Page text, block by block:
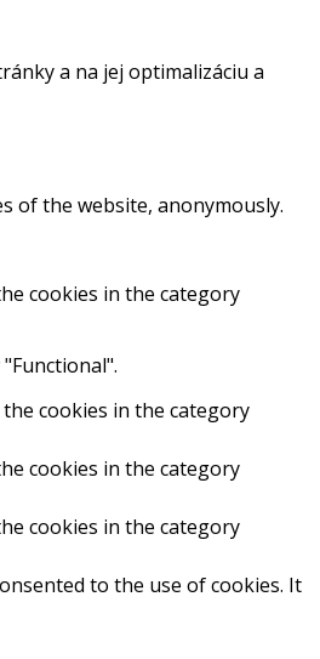
a na jej optimalizáciu a
of the website, anonymously.
cookies in the category
cookies in the category
cookies in the category
cookies in the category
to the use of cookies. It